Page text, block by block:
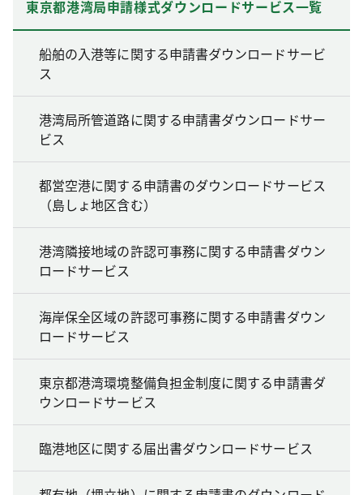
東京都港湾局申請様式ダウンロードサービス一覧
船舶の入港等に関する申請書ダウンロードサービ
ス
港湾局所管道路に関する申請書ダウンロードサー
ビス
都営空港に関する申請書のダウンロードサービス
（島しょ地区含む）
港湾隣接地域の許認可事務に関する申請書ダウン
ロードサービス
海岸保全区域の許認可事務に関する申請書ダウン
ロードサービス
東京都港湾環境整備負担金制度に関する申請書ダ
ウンロードサービス
臨港地区に関する届出書ダウンロードサービス